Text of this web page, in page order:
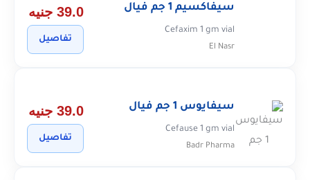
سيفاكسيم 1 جم فيال
Cefaxim 1 gm vial
El Nasr
39.0 جنيه
تفاصيل
سيفايوس 1 جم فيال
Cefause 1 gm vial
Badr Pharma
39.0 جنيه
تفاصيل